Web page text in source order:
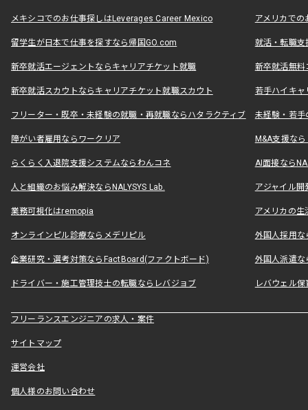
メキシコでのお仕事探しはLeverages Career Mexico アメリカで
留学生が日本で仕事を探すなら帰国GO.com 就活・転職
新卒就活エージェントならキャリアチケット就職 新卒就活無料
新卒就活スカウトならキャリアチケット就職スカウト 若手ハイキ
フリーター・既卒・未経験の就職・再就職ならハタラクティブ 未経験・若手
障がい者雇用ならワークリア M&A支援な
らくらく入退院支援システムならわんコネ AI面接なら
人と組織のお悩み解決ならNALYSYS Lab. アジャイル
業務可視化はremopia アメリカの
オンラインピル診療ならメデリピル 外国人採用
企業研究・選考対策ならFactBoard(ファクトボード) 外国人派遣な
ドライバー・施工管理技士の転職ならレバジョブ レバウェル
フリーランスエンジニアの求人・案件
サイトマップ
運営会社
個人様のお問い合わせ